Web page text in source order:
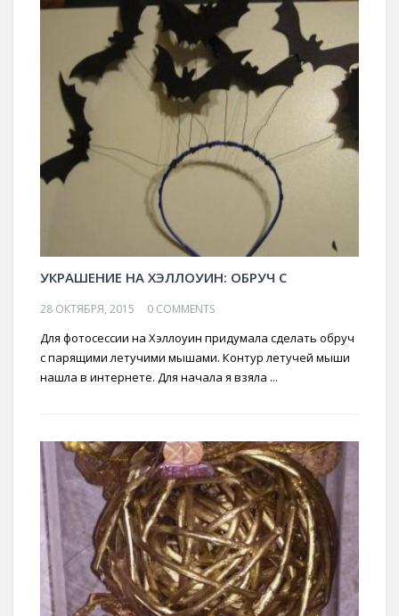
УКРАШЕНИЕ НА ХЭЛЛОУИН: ОБРУЧ С
28 ОКТЯБРЯ, 2015 0 COMMENTS
Для фотосессии на Хэллоуин придумала сделать обруч
с парящими летучими мышами. Контур летучей мыши
нашла в интернете. Для начала я взяла ...